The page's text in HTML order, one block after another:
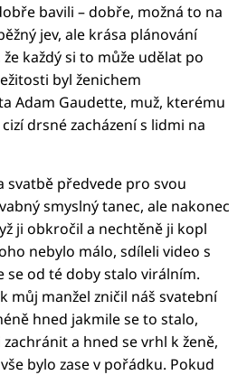
bavili – dobře, možná to na
jev, ale krása plánování
každý si to může udělat po
byl ženichem
Adam Gaudette, muž, kterému
drsné zacházení s lidmi na
svatbě předvede pro svou
smyslný tanec, ale nakonec
ji obkročil a nechtěně ji kopl
nebylo málo, sdíleli video s
se od té doby stalo virálním.
můj manžel zničil náš svatební
hned jakmile se to stalo,
a hned se vrhl k ženě,
bylo zase v pořádku. Pokud